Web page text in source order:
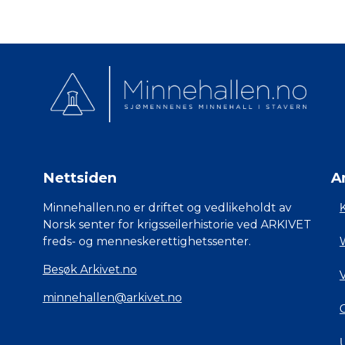
Nettsiden
Minnehallen.no er driftet og vedlikeholdt av
Norsk senter for krigsseilerhistorie ved ARKIVET
freds- og menneskerettighetssenter.
Besøk Arkivet.no
minnehallen@arkivet.no